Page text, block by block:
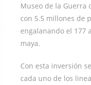
Museo de la Guerra
con 5.5 millones de
engalanando el 177
maya.
Con esta inversión
cada uno de los